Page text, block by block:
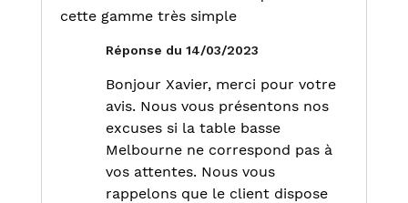
cette gamme très simple
Réponse du 14/03/2023
Bonjour Xavier, merci pour votre
avis. Nous vous présentons nos
excuses si la table basse
Melbourne ne correspond pas à
vos attentes. Nous vous
rappelons que le client dispose